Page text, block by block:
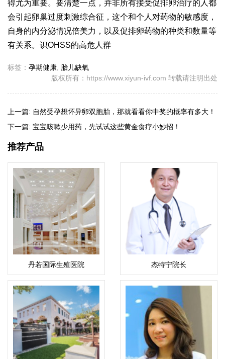
得尤为重要。要清楚一点，并非所有接受促排卵治疗的人都
会引起卵巢过度刺激综合征，这个和个人对药物的敏感度，
自身的内分泌情况倍美力 ，以及促排卵药物的种类和数量等
有关系。识OHSS的高危人群
标签： 孕期健康, 胎儿缺氧
版权所有：https://www.xiyun-ivf.com 转载请注明出处
上一篇: 自然受孕想怀异卵双胞胎，那就看看你中奖的概率有多大！
下一篇: 宝宝咳嗽少用药，先试试这些黄金食疗小妙招！
推荐产品
丹若国际生殖医院
杰特宁院长
·Pol.Lt.Gen.Jongjate
Aojanepong,MD